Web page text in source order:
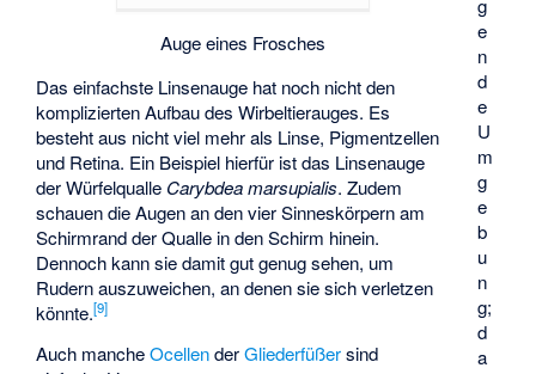
g
e
n
d
e
U
m
g
e
b
u
n
g;
d
a
Auge eines Frosches
Das einfachste Linsenauge hat noch nicht den
komplizierten Aufbau des Wirbeltierauges. Es
besteht aus nicht viel mehr als Linse, Pigmentzellen
und Retina. Ein Beispiel hierfür ist das Linsenauge
der Würfelqualle Carybdea marsupialis. Zudem
schauen die Augen an den vier Sinneskörpern am
Schirmrand der Qualle in den Schirm hinein.
Dennoch kann sie damit gut genug sehen, um
Rudern auszuweichen, an denen sie sich verletzen
könnte.[9]
Auch mancheOcellenderGliederfüßersind